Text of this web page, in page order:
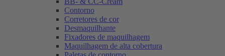
Contorno
Corretores de cor
Desmaquilhante
Fixadores de maquilhagem
Maquilhagem de alta cobertura